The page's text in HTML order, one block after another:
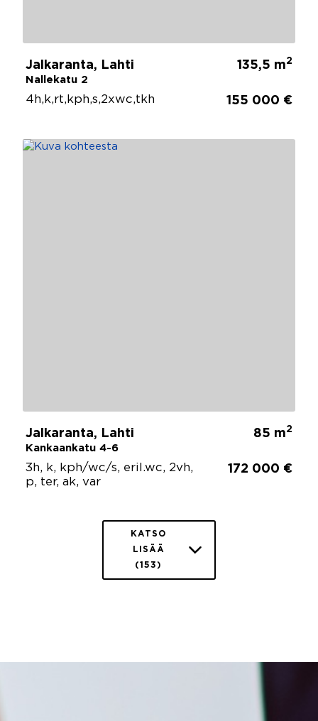
Jalkaranta, Lahti
Nallekatu 2
135,5 m2
4h,k,rt,kph,s,2xwc,tkh 155 000 €
Jalkaranta, Lahti
Kankaankatu 4-6
85 m2
3h, k, kph/wc/s, eril.wc, 2vh,
p, ter, ak, var
172 000 €
KATSO
LISÄÄ
(153)